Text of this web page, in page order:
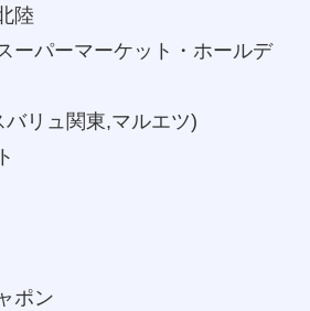
陸
ーパーマーケット・ホールデ
リュ関東,マルエツ)
ポン